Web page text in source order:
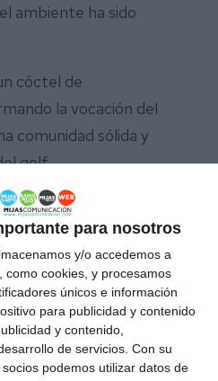
para nosotros
y/o accedemos a
como cookies, y procesamos
únicos e información
para publicidad y contenido
y contenido,
de servicios. Con su
podemos utilizar datos de
ambiente ha sido
cóctel de
la vocación del
comunidad sólida y
golf.
el siguiente enlace: